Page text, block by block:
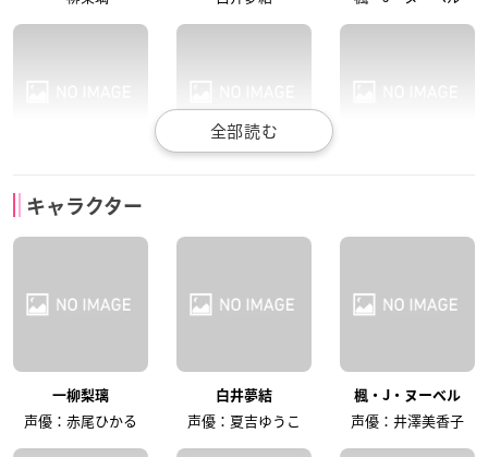
二川二水
星守紗凪
郭神琳
遠野ひかる
王雨嘉
高橋花林
ミリアム・ヒルデガ
キャラクター
一柳梨璃
声優：赤尾ひかる
白井夢結
声優：夏吉ゆうこ
楓・J・ヌーベル
声優：井澤美香子